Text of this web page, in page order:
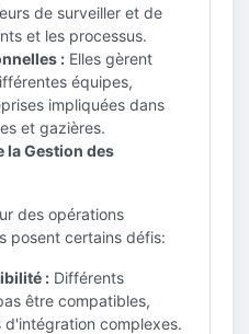
de surveiller et de
et les processus.
: Elles gèrent
équipes,
impliquées dans
et gazières.
la Gestion des
des opérations
posent certains défis:
: Différents
être compatibles,
complexes.